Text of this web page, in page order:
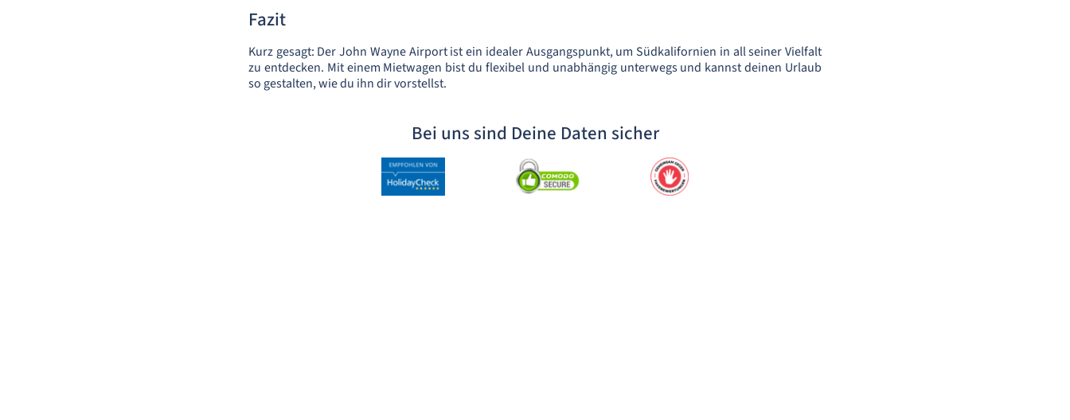
Fazit
Kurz gesagt: Der John Wayne Airport ist ein idealer Ausgangspunkt, um Südkalifornien in all seiner Vielfalt
zu entdecken. Mit einem Mietwagen bist du flexibel und unabhängig unterwegs und kannst deinen Urlaub
so gestalten, wie du ihn dir vorstellst.
Bei uns sind Deine Daten sicher